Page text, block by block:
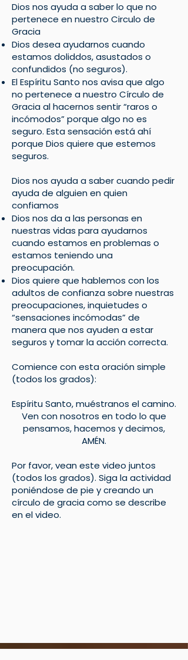
Dios nos ayuda a saber lo que no
pertenece en nuestro Circulo de
Gracia
Dios desea ayudarnos cuando
estamos doliddos, asustados o
confundidos (no seguros).
El Espíritu Santo nos avisa que algo
no pertenece a nuestro Círculo de
Gracia al hacernos sentir “raros o
incómodos” porque algo no es
seguro. Esta sensación está ahí
porque Dios quiere que estemos
seguros.
Dios nos ayuda a saber cuando pedir
ayuda de alguien en quien
confiamos
Dios nos da a las personas en
nuestras vidas para ayudarnos
cuando estamos en problemas o
estamos teniendo una
preocupación.
Dios quiere que hablemos con los
adultos de confianza sobre nuestras
preocupaciones, inquietudes o
“sensaciones incómodas” de
manera que nos ayuden a estar
seguros y tomar la acción correcta.
Comience con esta oración simple
(todos los grados):
Espíritu Santo, muéstranos el camino.
Ven con nosotros en todo lo que
pensamos, hacemos y decimos,
AMÉN.
Por favor, vean este video juntos
(todos los grados). Siga la actividad
poniéndose de pie y creando un
círculo de gracia como se describe
en el video.